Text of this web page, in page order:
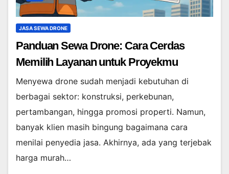
JASA SEWA DRONE
Panduan Sewa Drone: Cara Cerdas
Memilih Layanan untuk Proyekmu
Menyewa drone sudah menjadi kebutuhan di
berbagai sektor: konstruksi, perkebunan,
pertambangan, hingga promosi properti. Namun,
banyak klien masih bingung bagaimana cara
menilai penyedia jasa. Akhirnya, ada yang terjebak
harga murah…